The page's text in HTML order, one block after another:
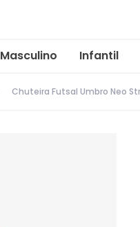
Masculino Infantil
Chuteira Futsal Umbro Neo